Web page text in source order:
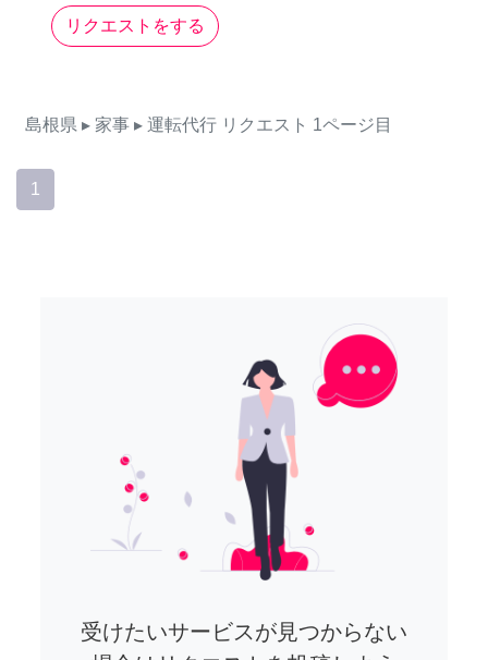
リクエストをする
島根県 ▸ 家事 ▸ 運転代行 リクエスト 1ページ目
1
受けたいサービスが見つからない